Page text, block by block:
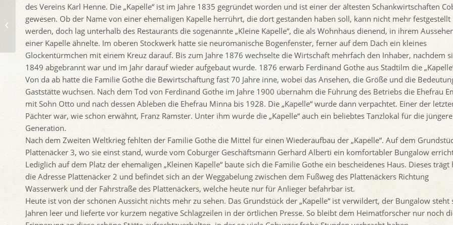
des Vereins Karl Henne. Die „Kapelle“ ist im Jahre 1835 gegründet worden und ist einer der ältesten Schankwirtschaften
gewesen. Ob der Name von einer ehemaligen Kapelle herrührt, die dort gestanden haben soll, kann nicht mehr festgestellt
werden, doch lag unterhalb des Restaurants die sogenannte „Kleine Kapelle“, die als Wohnhaus dienend, in ihrem
einer Kapelle ähnelte. Im oberen Stockwerk hatte sie neuromanische Bogenfenster, ferner auf dem Dach ein kleines
Glockentürmchen mit einem Kreuz darauf. Bis zum Jahre 1876 wechselte die Wirtschaft mehrfach den Inhaber, nachdem
1849 abgebrannt war und im Jahr darauf wieder aufgebaut wurde. 1876 erwarb Ferdinand Gothe aus Stadtilm die
Von da ab hatte die Familie Gothe die Bewirtschaftung fast 70 Jahre inne, wobei das Ansehen, die Größe und die
Gaststätte wuchsen. Nach dem Tod von Ferdinand Gothe im Jahre 1900 übernahm die Führung des Betriebs die Ehefrau
mit Sohn Otto und nach dessen Ableben die Ehefrau Minna bis 1928. Die „Kapelle“ wurde dann verpachtet. Einer der
Pächter war, wie schon erwähnt, Franz Ramster. Unter ihm wurde die „Kapelle“ auch ein beliebtes Tanzlokal für die jüngere
Generation.
Nach dem Zweiten Weltkrieg fehlten der Familie Gothe die Mittel für einen Wiederaufbau der „Kapelle“. Auf dem
Plattenäcker 3, wo sie einst stand, wurde vom Coburger Geschäftsmann Gerhard Alberti ein komfortabler Bungalow
Lediglich auf dem Platz der ehemaligen „Kleinen Kapelle“ baute sich die Familie Gothe ein bescheidenes Haus. Dieses trägt
die Adresse Plattenäcker 2 und befindet sich an der Weggabelung zwischen dem Fußweg des Plattenäckers Richtung
Wasserwerk und der Fahrstraße des Plattenäckers, welche heute nur für Anlieger befahrbar ist.
Heute ist von der schönen Aussicht nichts mehr zu sehen. Das Grundstück der „Kapelle“ ist verwildert, der Bungalow steht
Jahren leer und lieferte vor kurzem negative Schlagzeilen in der örtlichen Presse. So bleibt dem Heimatforscher nur noch
Erbauung des Schlosses Ernsthöhe